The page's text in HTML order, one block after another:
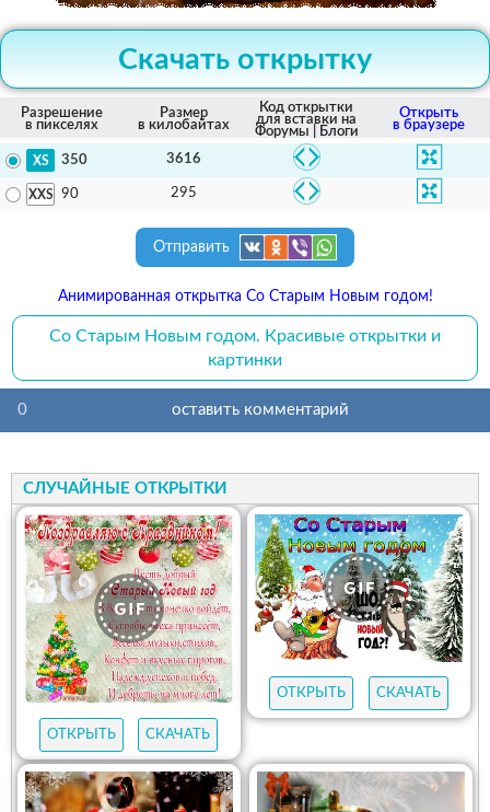
Скачать открытку
Разрешение
в пикселях
Размер
в килобайтах
Код открытки
для вставки на
Форумы | Блоги
Открыть
в браузере
350 3616
90 295
Отправить
Анимированная открытка Со Старым Новым годом!
Со Старым Новым годом. Красивые открытки и
картинки
0 оставить комментарий
СЛУЧАЙНЫЕ ОТКРЫТКИ
ОТКРЫТЬ СКАЧАТЬ
ОТКРЫТЬ СКАЧАТЬ